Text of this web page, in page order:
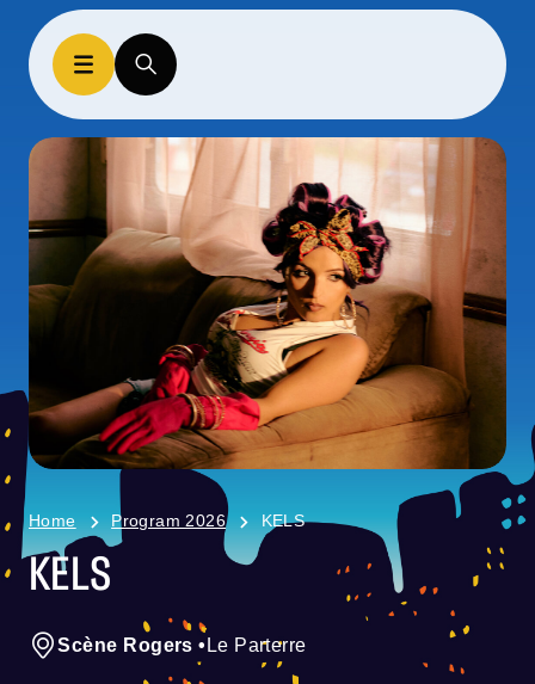
Home Program 2026 KELS
KELS
Scène Rogers• Le Parterre